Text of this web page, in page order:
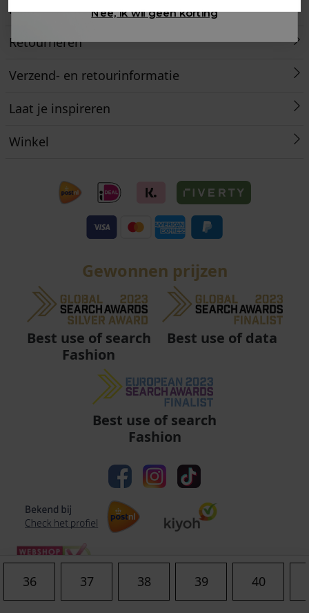
36 37 38 39 40
Klantenservice
Retourneren
Verzend- en retourinformatie
Laat je inspireren
Winkel
Gewonnen prijzen
Best use of search
Fashion
Best use of data
Best use of search
Fashion
Algemene voorwaarden | Privacy |
Cookies
Nee, ik wil geen korting